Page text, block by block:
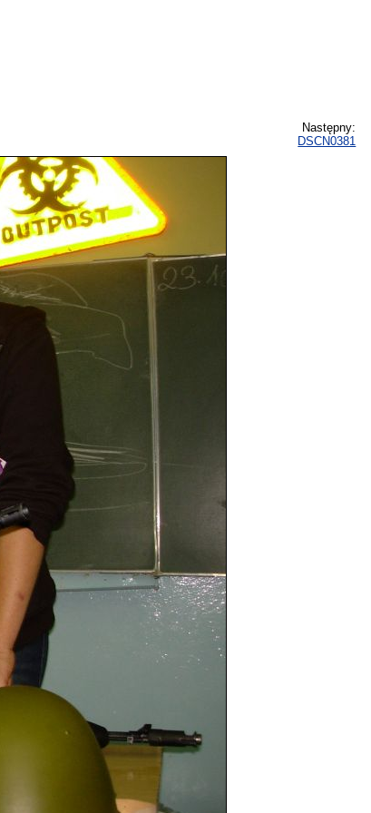
Następny:
DSCN0381